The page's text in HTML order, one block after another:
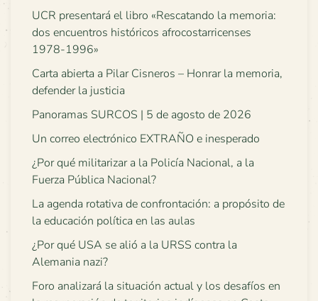
UCR presentará el libro «Rescatando la memoria:
dos encuentros históricos afrocostarricenses
1978-1996»
Carta abierta a Pilar Cisneros – Honrar la memoria,
defender la justicia
Panoramas SURCOS | 5 de agosto de 2026
Un correo electrónico EXTRAÑO e inesperado
¿Por qué militarizar a la Policía Nacional, a la
Fuerza Pública Nacional?
La agenda rotativa de confrontación: a propósito de
la educación política en las aulas
¿Por qué USA se alió a la URSS contra la
Alemania nazi?
Foro analizará la situación actual y los desafíos en